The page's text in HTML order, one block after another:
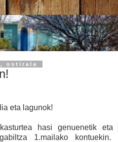
ostirala
eta lagunok!
hasi genuenetik eta
1.mailako kontuekin.